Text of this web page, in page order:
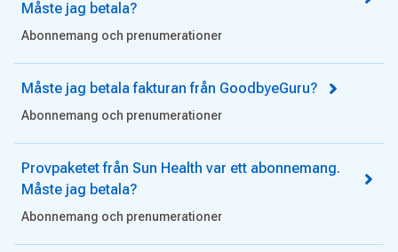
Måste jag betala?
Abonnemang och prenumerationer
Måste jag betala fakturan från GoodbyeGuru?
Abonnemang och prenumerationer
Provpaketet från Sun Health var ett abonnemang.
Måste jag betala?
Abonnemang och prenumerationer